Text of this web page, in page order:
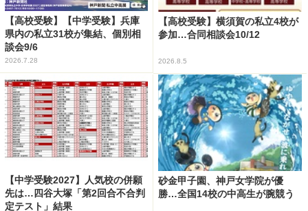
【高校受験】【中学受験】兵庫
県内の私立31校が集結、個別相
談会9/6
2026.7.28
【高校受験】横須賀の私立4校が
参加…合同相談会10/12
2026.8.5
【中学受験2027】人気校の併願
先は…四谷大塚「第2回合不合判
定テスト」結果
砂金甲子園、神戸女学院が優
勝…全国14校の中高生が腕競う